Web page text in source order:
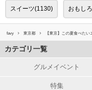
スイーツ(1130) おもし
favy 東京都 【東京】この夏食べた
カテゴリ一覧
グルメイベント
特集